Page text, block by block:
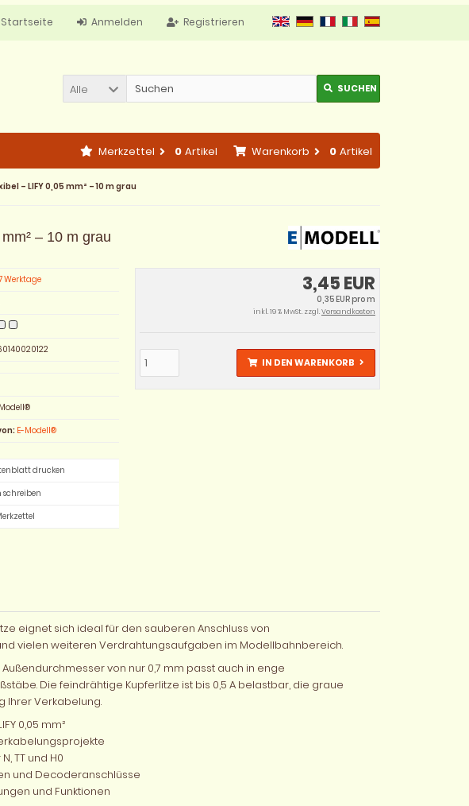
Registrieren
Anmelden
Startseite
Alle SUCHEN
Warenkorb 0 Artikel
Merkzettel 0 Artikel
– LIFY 0,05 mm² – 10 m grau
– 10 m grau
3,45 EUR
0,35 EUR pro m
inkl. 19 % MwSt. zzgl.Versandkosten
IN DEN WARENKORB
Werktage
E-Modell®
drucken
schreiben
eignet sich ideal für den sauberen Anschluss von
vielen weiteren Verdrahtungsaufgaben im Modellbahnbereich.
von nur 0,7 mm passt auch in enge
Die feindrähtige Kupferlitze ist bis 0,5 A belastbar, die graue
Ihrer Verkabelung.
0,05 mm²
TT und H0
und Decoderanschlüsse
und Funktionen